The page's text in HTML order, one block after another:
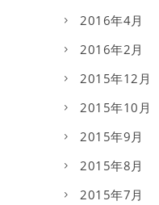
2016年4月
2016年2月
2015年12月
2015年10月
2015年9月
2015年8月
2015年7月